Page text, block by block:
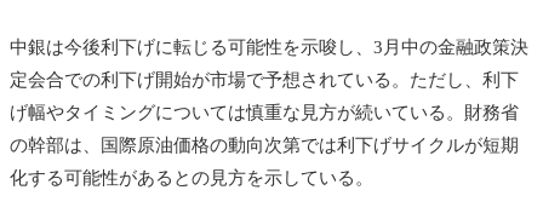
中銀は今後利下げに転じる可能性を示唆し、3月中の金融政策決
定会合での利下げ開始が市場で予想されている。ただし、利下
げ幅やタイミングについては慎重な見方が続いている。財務省
の幹部は、国際原油価格の動向次第では利下げサイクルが短期
化する可能性があるとの見方を示している。